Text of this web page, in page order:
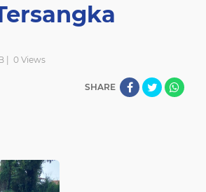
| 0 Views
SHARE